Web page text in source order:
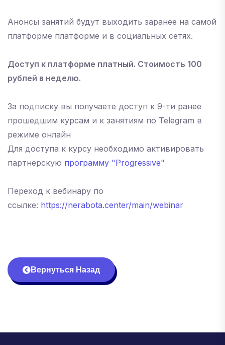
Анонсы занятий будут выходить заранее на самой
платформе платформе и в социальных сетях.
Доступ к платформе платный. Стоимость 100
рублей в неделю.
За подписку вы получаете доступ к 9-ти ранее
прошедшим курсам и к занятиям по Telegram в
режиме онлайн
Для доступа к курсу необходимо активировать
партнерскую программу "Progressive"
Переход к вебинару по
ссылке: https://nerabota.center/main/webinar
Вернуться Назад